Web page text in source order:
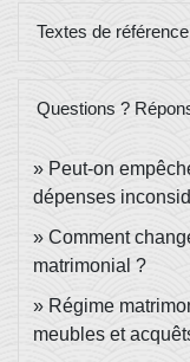
Textes de référence
Questions ?
Peut-on
dépenses
Comment
matrimonial ?
Régime
meubles et